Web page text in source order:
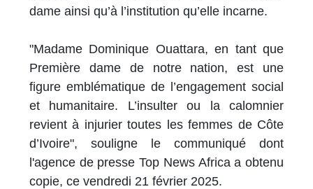
dame ainsi qu’à l’institution qu’elle incarne.
"Madame Dominique Ouattara, en tant que
Première dame de notre nation, est une
figure emblématique de l’engagement social
et humanitaire. L’insulter ou la calomnier
revient à injurier toutes les femmes de Côte
d’Ivoire", souligne le communiqué dont
l'agence de presse Top News Africa a obtenu
copie, ce vendredi 21 février 2025.